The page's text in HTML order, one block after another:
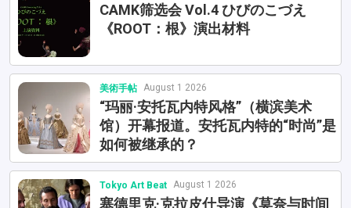
CAMK筛选会 Vol.4 ひびのこづえ
《ROOT：根》演出材料
美術手帖 August 1 2026
“玛丽·安托瓦内特风格”（横滨美术
馆）开幕报道。安托瓦内特的“时尚”是
如何被继承的？
Tokyo Art Beat August 1 2026
塞德里克·克拉皮什导演《莫奈与时间